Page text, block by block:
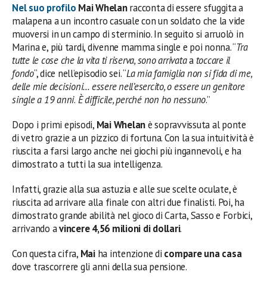
Nel suo profilo Mai Whelanracconta di essere sfuggita a
malapena a un incontro casuale con un soldato che la vide
muoversi in un campo di sterminio. In seguito si arruolò in
Marina e, più tardi, divenne mamma single e poi nonna. “Tra
tutte le cose che la vita ti riserva, sono arrivataa toccare il
fondo“, dice nell’episodio sei. “La mia famiglia non si fida di me,
delle mie decisioni… essere nell’esercito, o essere un genitore
single a 19 anni. È difficile, perché non ho nessuno.”
Dopo i primi episodi, Mai Whelanè sopravvissuta al ponte
di vetro grazie a un pizzico di fortuna. Con la sua intuitività è
riuscita a farsi largo anche nei giochi più ingannevoli, e ha
dimostrato a tutti la sua intelligenza.
Infatti, grazie alla sua astuzia e alle sue scelte oculate, è
riuscita ad arrivare alla finale con altri due finalisti. Poi, ha
dimostrato grande abilità nel gioco di Carta, Sasso e Forbici,
arrivando avincere 4,56 milioni di dollari.
Con questa cifra, Mai ha intenzione di compare una casa
dove trascorrere gli anni della sua pensione.